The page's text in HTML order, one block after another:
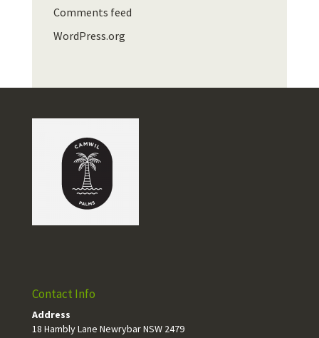
Comments feed
WordPress.org
Contact Info
Address
18 Hambly Lane Newrybar NSW 2479